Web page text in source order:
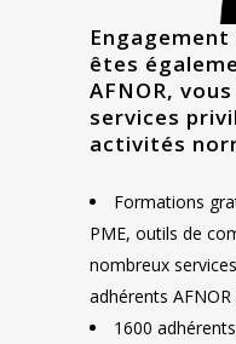
Engagement
êtes
AFNOR,
services
activités
Formations
PME, outils de
nombreux
adhérents AFNOR
1600